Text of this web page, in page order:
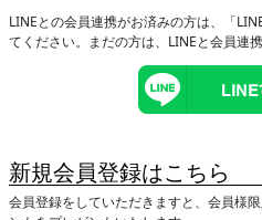
LINEとの会員連携がお済みの方は、「
てください。まだの方は、 LINEと会員連携
新規会員登録はこちら
会員登録をしていただきますと、会員様